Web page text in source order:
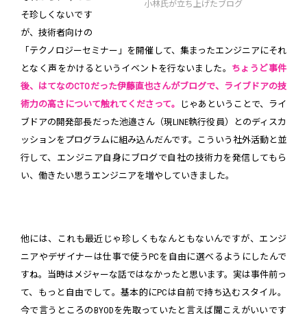
小林氏が立ち上げたブログ
そ珍しくないです
が、技術者向けの
「テクノロジーセミナー」を開催して、集まったエンジニアにそれ
となく声をかけるというイベントを行ないました。 ちょうど事件
後、はてなのCTOだった伊藤直也さんがブログで、ライブドアの技
術力の高さについて触れてくださって。
じゃあということで、ライ
ブドアの開発部長だった池邉さん（現LINE執行役員）とのディスカ
ッションをプログラムに組み込んだんです。こういう社外活動と並
行して、エンジニア自身にブログで自社の技術力を発信してもら
い、働きたい思うエンジニアを増やしていきました。
他には、これも最近じゃ珍しくもなんともないんですが、エンジ
ニアやデザイナーは仕事で使うPCを自由に選べるようにしたんで
すね。当時はメジャーな話ではなかったと思います。実は事件前っ
て、もっと自由でして。基本的にPCは自前で持ち込むスタイル。
今で言うところのBYODを先取っていたと言えば聞こえがいいです